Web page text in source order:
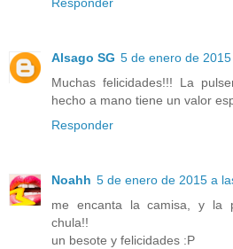
Alsago SG 5 de enero de
Muchas felicidades!!! La
hecho a mano tiene un valor
Responder
Noahh 5 de enero de 2015 a
me encanta la camisa, y la
chula!!
un besote y felicidades :P